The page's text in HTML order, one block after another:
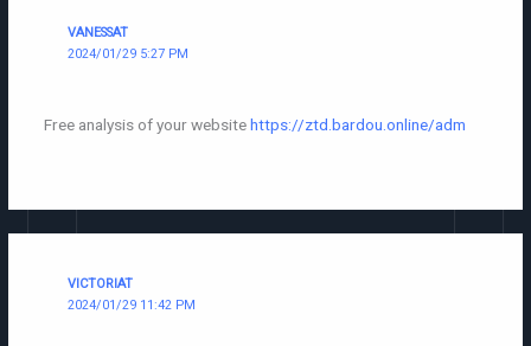
VANESSAT
2024/01/29 5:27 PM
Free analysis of your websitehttps://ztd.bardou.online/adm
VICTORIAT
2024/01/29 11:42 PM